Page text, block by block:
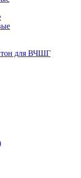
для ВЧШГ